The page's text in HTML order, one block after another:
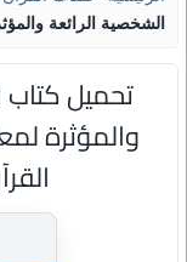
الشخصية الرائعة
تحميل كتاب
والمؤثرة